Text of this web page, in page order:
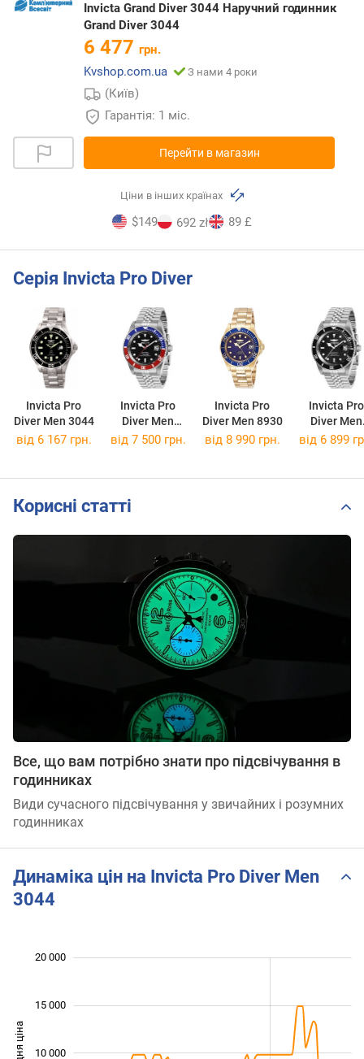
Invicta Grand Diver 3044 Наручний годинник
Grand Diver 3044
6 477 грн.
Kvshop.com.ua
З нами 4 роки
(Київ)
Гарантія: 1 міс.
Перейти в магазин
Ціни в інших країнах
$149 692 zł 89 £
Серія Invicta Pro Diver
Invicta Pro
Diver Men 3044
Invicta Pro
Diver Men
29176
Invicta Pro
Diver Men 8930
Invicta Pro
Diver Men
29178
від 6 167 грн. від 7 500 грн. від 8 990 грн. від 6 899
Корисні статті
Все, що вам потрібно знати про підсвічування в
годинниках
Види сучасного підсвічування у звичайних і розумних
годинниках
Динаміка цін на Invicta Pro Diver Men
3044
10 000
20 000
10 000
15 000